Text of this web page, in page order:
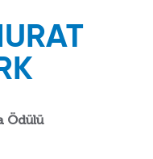
Ödülü